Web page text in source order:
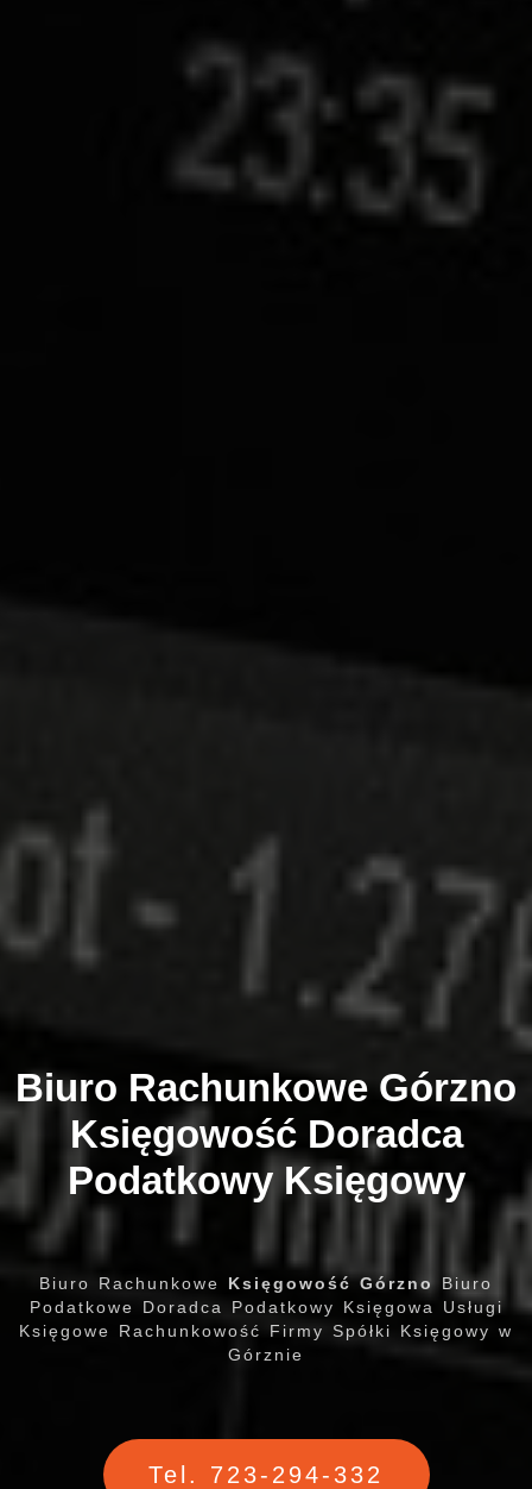
Biuro Rachunkowe Górzno
Księgowość Doradca
Podatkowy Księgowy
Biuro Rachunkowe Księgowość Górzno
Biuro
Podatkowe Doradca Podatkowy Księgowa Usługi
Księgowe Rachunkowość Firmy Spółki Księgowy w
Górznie
Tel. 723-294-332